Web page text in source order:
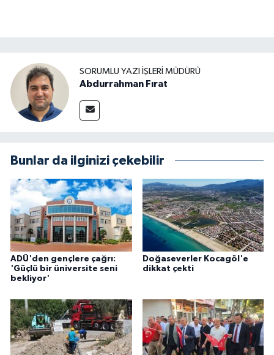
SORUMLU YAZI İŞLERI MÜDÜRÜ
Abdurrahman Fırat
Bunlar da ilginizi çekebilir
ADÜ'den gençlere çağrı:
'Güçlü bir üniversite seni
bekliyor'
Doğaseverler Kocagöl'e
dikkat çekti